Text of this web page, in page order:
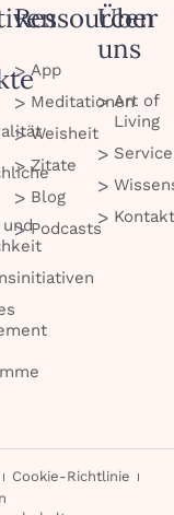
Ressourcen
App
Meditationen
Weisheit
Zitate
Blog
Podcasts
Über
uns
Art of
Living
Kontakt
Cookie-Richtlinie